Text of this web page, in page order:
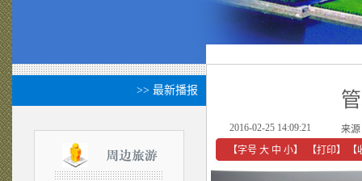
>> 最新播报
2016-02-25 14:09:21
来
【字号 大 中 小】 【打印】